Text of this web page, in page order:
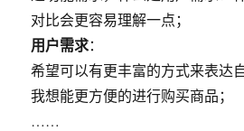
对比会更容易理解一点；
用户需求：
希望可以有更丰富的方式来表达
我想能更方便的进行购买商品；
……